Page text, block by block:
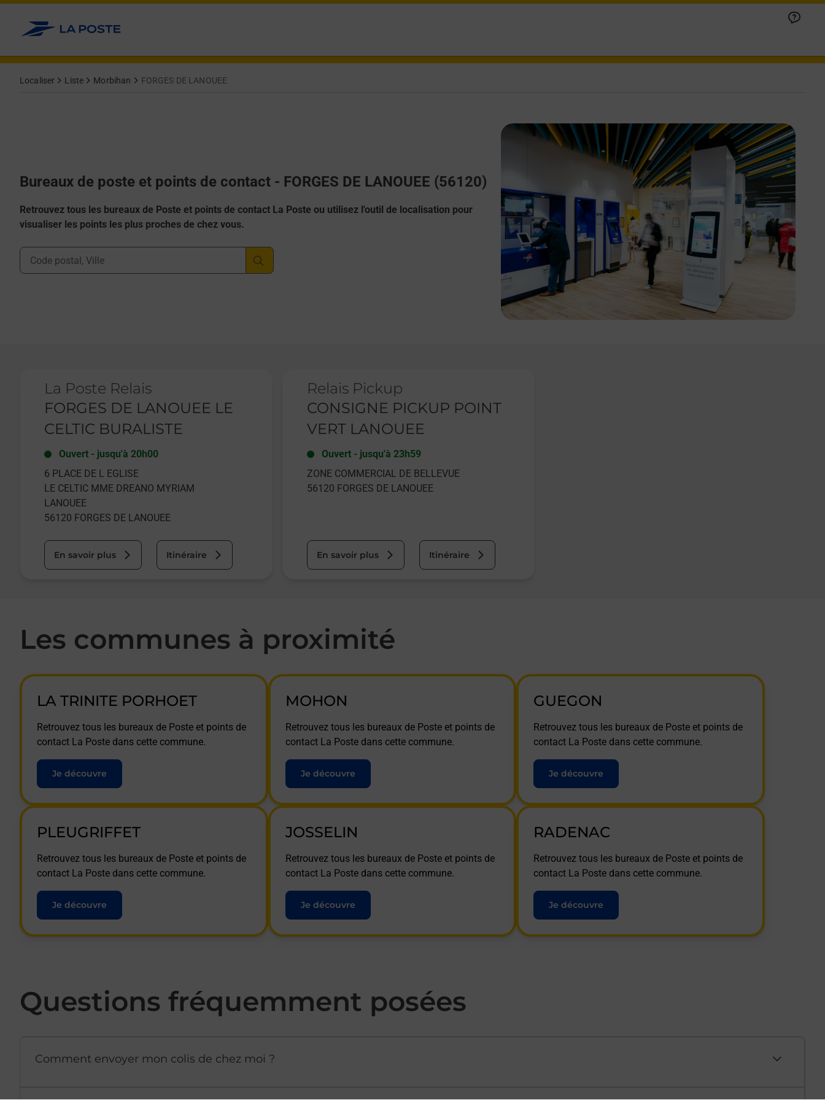
Allez au contenu
Localiser Liste Morbihan FORGES DE LANOUEE
Bureaux de poste et points de contact - FORGES DE LANOUEE (56120)
Retrouvez tous les bureaux de Poste et points de contact La Poste ou utilisez l'outil de localisation pour
visualiser les points les plus proches de chez vous.
Ville, Département, Code Postal
La Poste Relais
FORGES DE LANOUEE LE
CELTIC BURALISTE
Ouvert - jusqu'à 20h00
6 PLACE DE L EGLISE
LE CELTIC MME DREANO MYRIAM
LANOUEE
56120 FORGES DE LANOUEE
En savoir plus Itinéraire
Relais Pickup
CONSIGNE PICKUP POINT
VERT LANOUEE
Ouvert- jusqu'à 23h59
ZONE COMMERCIAL DE BELLEVUE
56120 FORGES DE LANOUEE
En savoir plus Itinéraire
Les communes à proximité
LA TRINITE PORHOET
Retrouvez tous les bureaux de Poste et points de
contact La Poste dans cette commune.
Je découvre
MOHON
Retrouvez tous les bureaux de Poste et points de
contact La Poste dans cette commune.
Je découvre
GUEGON
Retrouvez tous les bureaux de Poste et points de
contact La Poste dans cette commune.
Je découvre
PLEUGRIFFET
Retrouvez tous les bureaux de Poste et points de
contact La Poste dans cette commune.
Je découvre
JOSSELIN
Retrouvez tous les bureaux de Poste et points de
contact La Poste dans cette commune.
Je découvre
RADENAC
Retrouvez tous les bureaux de Poste et points de
contact La Poste dans cette commune.
Je découvre
Questions fréquemment posées
Comment envoyer mon colis de chez moi ?
Afficher ou masquer la réponse
Afficher ou masquer la réponse
Afficher ou masquer la réponse
Afficher ou masquer la réponse
Afficher ou masquer la réponse